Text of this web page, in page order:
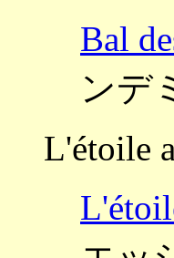
Bal
ンデ
L'étoile